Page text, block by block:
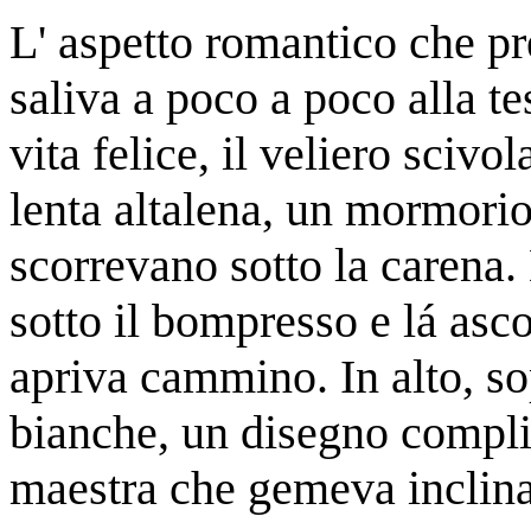
L' aspetto romantico che
saliva a poco a poco alla
vita felice, il veliero
lenta altalena, un
scorrevano sotto la
sotto il bompresso e lá
apriva cammino. In alto,
bianche, un disegno
maestra che gemeva